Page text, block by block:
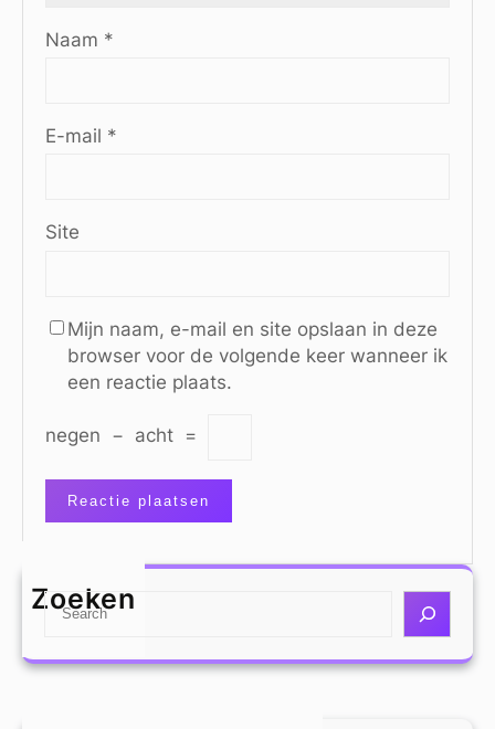
Naam *
E-mail *
Site
Mijn naam, e-mail en site opslaan in deze
browser voor de volgende keer wanneer ik
een reactie plaats.
negen − acht =
Zoeken
S
a